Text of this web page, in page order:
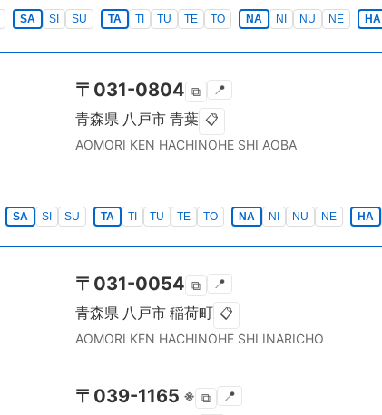
SA SI SU TA TI TU TE TO NA NI NU NE HA
〒 031-0804 ⧉ 📍
青森県 八戸市 青葉 📋
AOMORI KEN HACHINOHE SHI AOBA
SA SI SU TA TI TU TE TO NA NI NU NE HA
〒 031-0054 ⧉ 📍
青森県 八戸市 稲荷町 📋
AOMORI KEN HACHINOHE SHI INARICHO
〒 039-1165 ※ ⧉ 📍